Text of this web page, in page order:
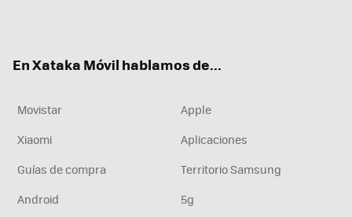
En Xataka Móvil hablamos de...
Movistar
Apple
Xiaomi
Aplicaciones
Guías de compra
Territorio Samsung
Android
5g